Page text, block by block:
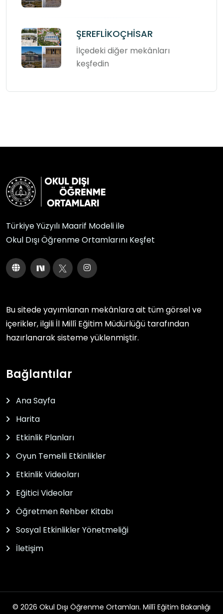
ŞEREFLİKOÇHİSAR
İlçedeki diğer mekânları
keşfedin
Türkiye Yüzyılı Maarif Modeli ile
Okul Dışı Öğrenme Ortamlarını Keşfet
Bu sitede yayımlanan mekânlara ait tüm görsel ve
içerikler, ilgili İl Millî Eğitim Müdürlüğü tarafından
hazırlanarak sisteme yüklenmiştir.
Bağlantılar
Ana Sayfa
Harita
Etkinlik Planları
Oyun Temelli Etkinlikler
Etkinlik Videoları
Eğitici Videolar
Öğretmen Rehber Kitabı
Sosyal Etkinlikler Yönetmeliği
İletişim
© 2026 Okul Dışı Öğrenme Ortamları. Millî Eğitim Bakanlığı